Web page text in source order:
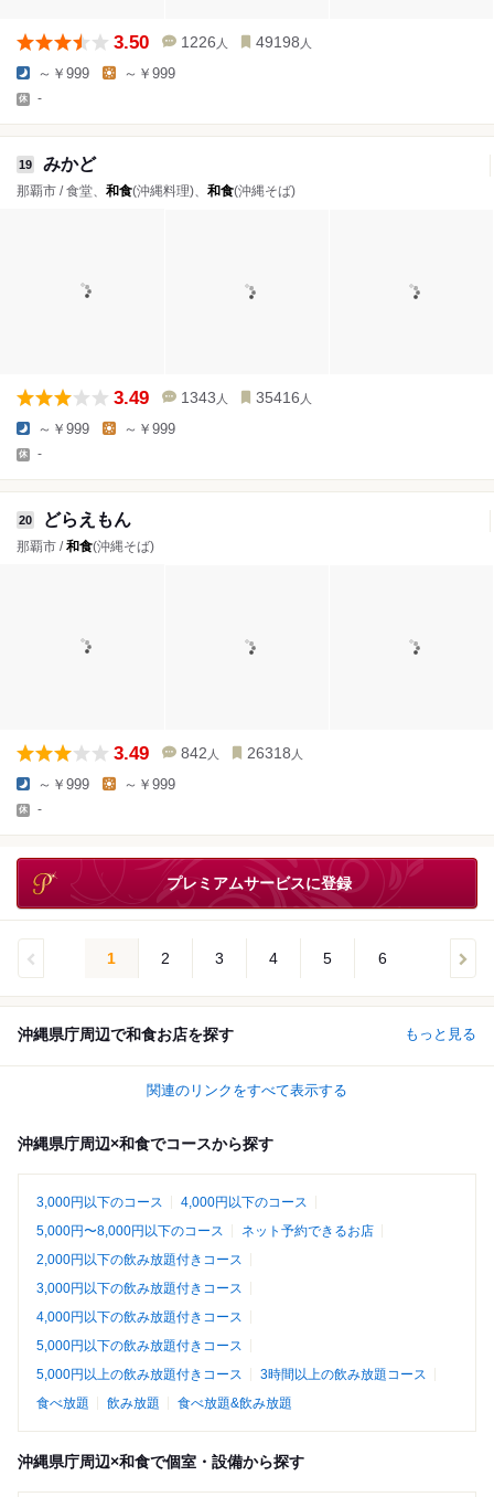
3.50 1226 人 49198 人
～￥999 ～￥999
-
19 みかど
那覇市 / 食堂、 和食(沖縄料理)、 和食(沖縄そば)
3.49 1343 人 35416 人
～￥999 ～￥999
-
20 どらえもん
那覇市 /和食(沖縄そば)
3.49 842 人 26318 人
～￥999 ～￥999
-
プレミアムサービスに登録
1 2 3 4 5 6
沖縄県庁周辺で和食お店を探す もっと見る
関連のリンクをすべて表示する
沖縄県庁周辺×和食でコースから探す
3,000円以下のコース
4,000円以下のコース
5,000円〜8,000円以下のコース
ネット予約できるお店
2,000円以下の飲み放題付きコース
3,000円以下の飲み放題付きコース
4,000円以下の飲み放題付きコース
5,000円以下の飲み放題付きコース
5,000円以上の飲み放題付きコース
3時間以上の飲み放題コース
食べ放題
飲み放題 食べ放題&飲み放題
沖縄県庁周辺×和食で個室・設備から探す